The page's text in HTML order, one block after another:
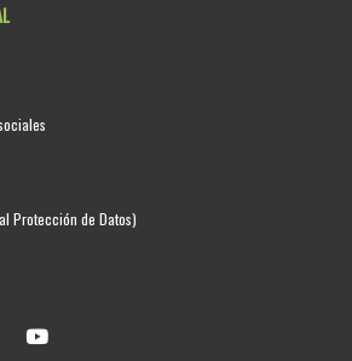
Protección de Datos)